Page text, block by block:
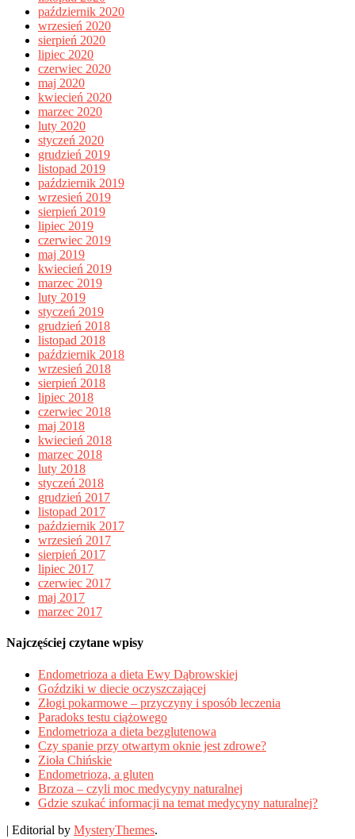
październik 2020
wrzesień 2020
sierpień 2020
lipiec 2020
czerwiec 2020
maj 2020
kwiecień 2020
marzec 2020
luty 2020
styczeń 2020
grudzień 2019
listopad 2019
październik 2019
wrzesień 2019
sierpień 2019
lipiec 2019
czerwiec 2019
maj 2019
kwiecień 2019
marzec 2019
luty 2019
styczeń 2019
grudzień 2018
listopad 2018
październik 2018
wrzesień 2018
sierpień 2018
lipiec 2018
czerwiec 2018
maj 2018
kwiecień 2018
marzec 2018
luty 2018
styczeń 2018
grudzień 2017
listopad 2017
październik 2017
wrzesień 2017
sierpień 2017
lipiec 2017
czerwiec 2017
maj 2017
marzec 2017
Najczęściej czytane wpisy
Endometrioza a dieta Ewy Dąbrowskiej
Goździki w diecie oczyszczającej
Złogi pokarmowe – przyczyny i sposób leczenia
Paradoks testu ciążowego
Endometrioza a dieta bezglutenowa
Czy spanie przy otwartym oknie jest zdrowe?
Zioła Chińskie
Endometrioza, a gluten
Brzoza – czyli moc medycyny naturalnej
Gdzie szukać informacji na temat medycyny naturalnej?
| Editorial by MysteryThemes.